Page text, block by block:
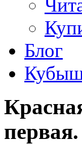
Блог